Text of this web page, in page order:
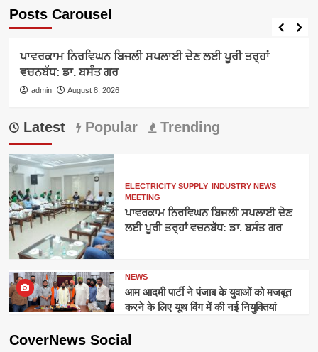
Posts Carousel
ELECTRICITY SUPPLY
ਪਾਵਰਕਾਮ ਨਿਰਵਿਘਨ ਬਿਜਲੀ ਸਪਲਾਈ ਦੇਣ ਲਈ ਪੂਰੀ ਤਰ੍ਹਾਂ
ਵਚਨਬੱਧ: ਡਾ. ਬਸੰਤ ਗਰ
admin August 8, 2026
Latest Popular Trending
ELECTRICITY SUPPLY INDUSTRY NEWS
MEETING
ਪਾਵਰਕਾਮ ਨਿਰਵਿਘਨ ਬਿਜਲੀ ਸਪਲਾਈ ਦੇਣ
ਲਈ ਪੂਰੀ ਤਰ੍ਹਾਂ ਵਚਨਬੱਧ: ਡਾ. ਬਸੰਤ ਗਰ
NEWS
आम आदमी पार्टी ने पंजाब के युवाओं को मजबूत
करने के लिए यूथ विंग में की नई नियुक्तियां
CoverNews Social